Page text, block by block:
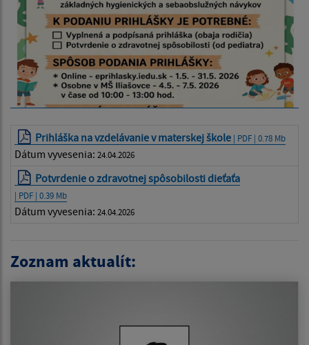
Prihláška na vzdelávanie v materskej škole | PDF | 0.78 Mb
Dátum vyvesenia: 24.04.2026
Potvrdenie o zdravotnej spôsobilosti dieťaťa
| PDF | 0.39 Mb
Dátum vyvesenia: 24.04.2026
Zoznam aktualít: